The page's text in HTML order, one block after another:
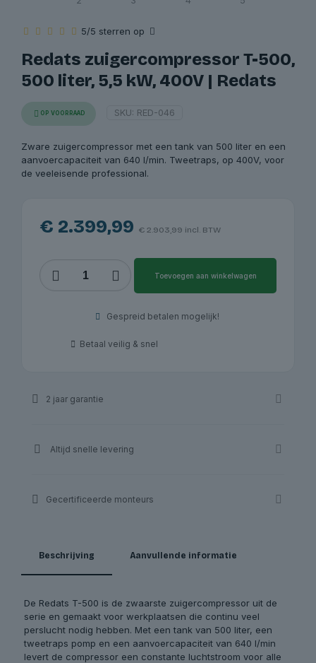
5/5 sterren op
Redats zuigercompressor T-500,
500 liter, 5,5 kW, 400V | Redats
OP VOORRAAD SKU: RED-046
Zware zuigercompressor met een tank van 500 liter en een
aanvoercapaciteit van 640 l/min. Tweetraps, op 400V, voor
de veeleisende professional.
€ 2.399,99 € 2.903,99 incl. BTW
zuigercompressor
Redats
Toevoegen aan winkelwagen
Gespreid betalen mogelijk!
Betaal veilig & snel
2 jaar garantie
Altijd snelle levering
Gecertificeerde monteurs
Beschrijving Aanvullende informatie
De Redats T-500 is de zwaarste zuigercompressor uit de
serie en gemaakt voor werkplaatsen die continu veel
perslucht nodig hebben. Met een tank van 500 liter, een
tweetraps pomp en een aanvoercapaciteit van 640 l/min
levert de compressor een constante luchtstroom voor alle